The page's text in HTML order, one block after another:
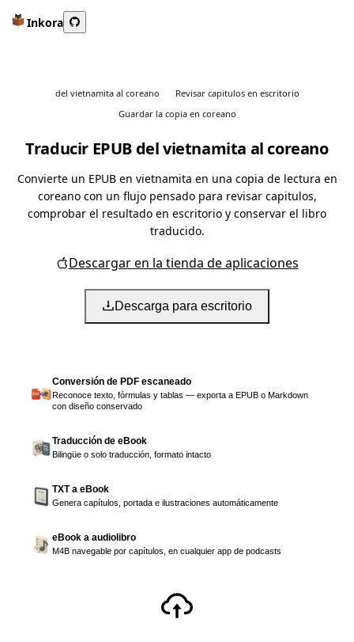
Inkora
del vietnamita al coreano
Revisar capitulos en escritorio
Guardar la copia en coreano
Traducir EPUB del vietnamita al coreano
Convierte un EPUB en vietnamita en una copia de lectura en
coreano con un flujo pensado para revisar capitulos,
comprobar el resultado en escritorio y conservar el libro
traducido.
Descargar en la tienda de aplicaciones
Descarga para escritorio
Conversión de PDF escaneado
Reconoce texto, fórmulas y tablas — exporta a EPUB o Markdown
con diseño conservado
Traducción de eBook
Bilingüe o solo traducción, formato intacto
TXT a eBook
Genera capítulos, portada e ilustraciones automáticamente
eBook a audiolibro
M4B navegable por capítulos, en cualquier app de podcasts